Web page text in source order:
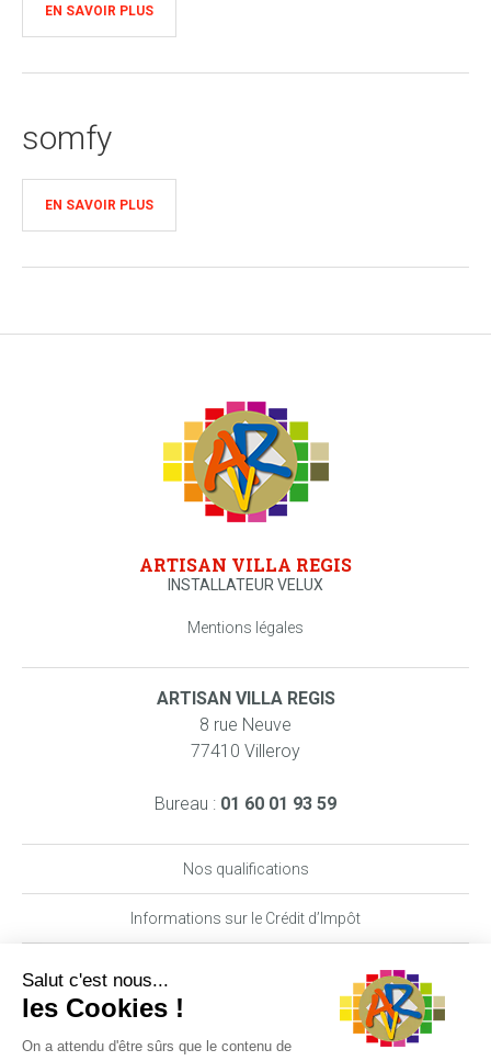
EN SAVOIR PLUS
somfy
EN SAVOIR PLUS
ARTISAN VILLA REGIS
INSTALLATEUR VELUX
Mentions légales
ARTISAN VILLA REGIS
8 rue Neuve
77410 Villeroy
Bureau : 01 60 01 93 59
Nos qualifications
Informations sur le Crédit d’Impôt